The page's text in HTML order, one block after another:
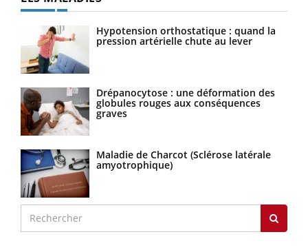
Hypotension orthostatique : quand la
pression artérielle chute au lever
Drépanocytose : une déformation des
globules rouges aux conséquences
graves
Maladie de Charcot (Sclérose latérale
amyotrophique)